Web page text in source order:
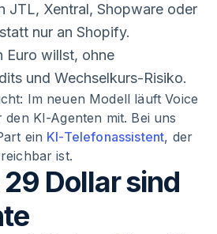
JTL, Xentral, Shopware oder
nur an Shopify.
Euro willst, ohne
und Wechselkurs-Risiko.
Im neuen Modell läuft Voice
KI-Agenten mit. Bei uns
ein KI-Telefonassistent, der
ist.
Dollar sind